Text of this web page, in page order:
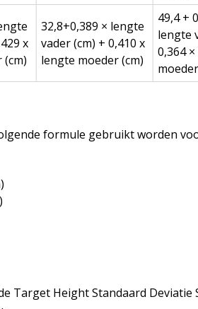
x
32,8+0,389 × lengte
vader (cm) + 0,410 x
lengte moeder (cm)
49,4 +
lengte
0,364
formule gebruikt worden
Target Height Standaard Deviatie